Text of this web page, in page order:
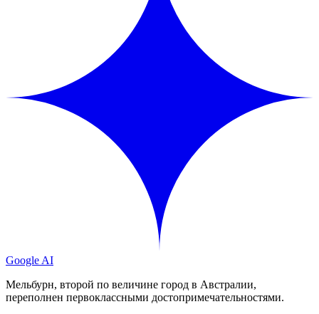
Google AI
Мельбурн, второй по величине город в Австралии,
переполнен первоклассными достопримечательностями.